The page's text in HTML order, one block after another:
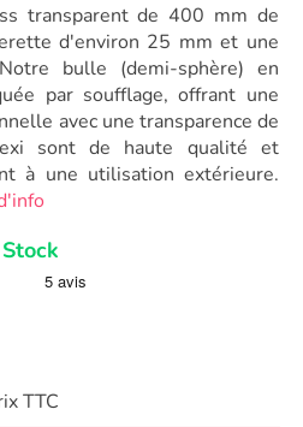
transparent de 400 mm de
d'environ 25 mm et une
bulle (demi-sphère) en
par soufflage, offrant une
avec une transparence de
sont de haute qualité et
à une utilisation extérieure.
TTC